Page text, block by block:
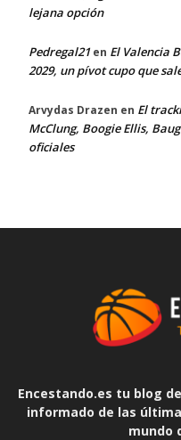
lejana opción
Pedregal21en El Valencia
2029, un pívot cupo que
Arvydas Drazen en El
McClung, Boogie Ellis,
oficiales
Encestando.es tu blog
informado de las
mundo